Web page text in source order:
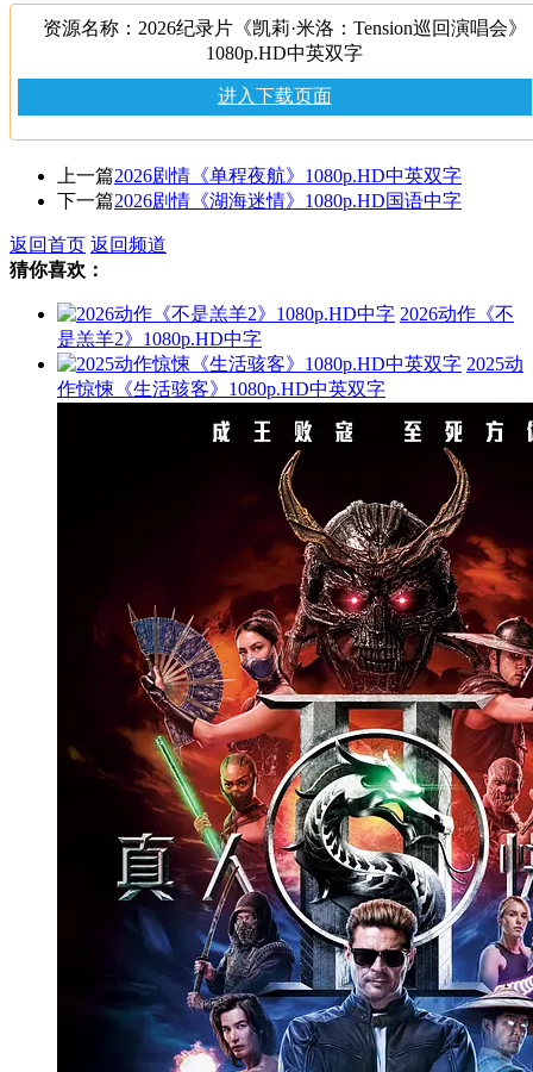
资源名称：2026纪录片《凯莉·米洛：Tension巡回演唱会》
1080p.HD中英双字
进入下载页面
上一篇2026剧情《单程夜航》1080p.HD中英双字
下一篇2026剧情《湖海迷情》1080p.HD国语中字
返回首页 返回频道
猜你喜欢：
2026动作《不
是羔羊2》1080p.HD中字
2025动
作惊悚《生活骇客》1080p.HD中英双字